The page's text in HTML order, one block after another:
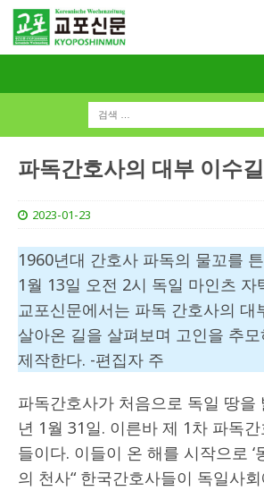
파독간호사의 대부 이수
2023-01-23
1960년대 간호사 파독의 물꼬를
1월 13일 오전 2시 독일 마인츠 자
교포신문에서는 파독 간호사의 대
살아온 길을 살펴보며 고인을 추
제작한다. -편집자 주
파독간호사가 처음으로 독일 땅을
년 1월 31일. 이른바 제 1차 파독
들이다. 이들이 온 해를 시작으로 ‘
의 천사“ 한국간호사들이 독일사